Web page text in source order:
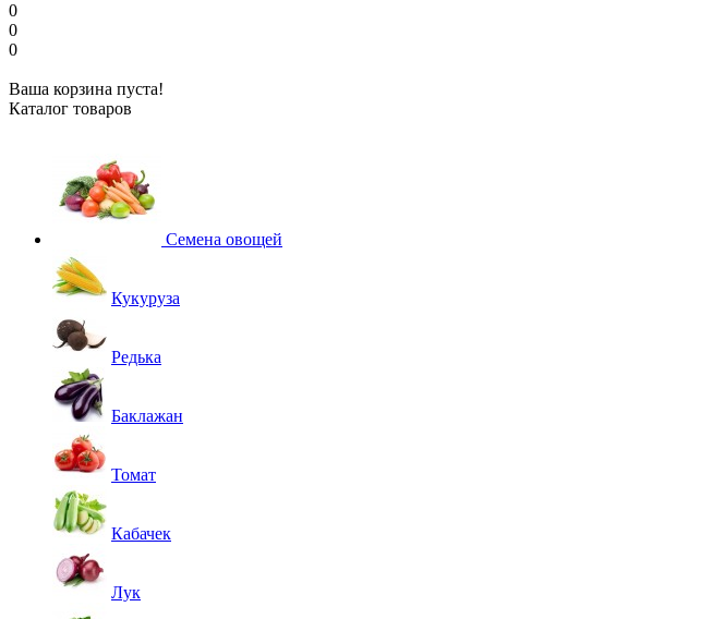
0
0
0
Ваша корзина пуста!
Каталог товаров
Семена овощей
Кукуруза
Редька
Баклажан
Томат
Кабачек
Лук